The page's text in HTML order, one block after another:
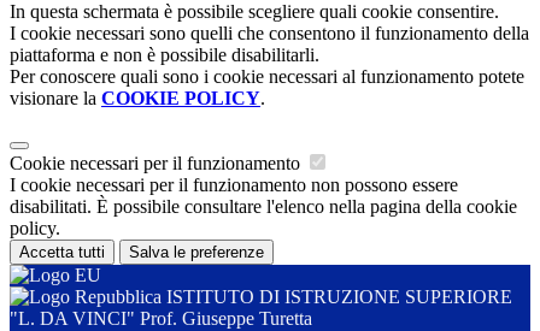
In questa schermata è possibile scegliere quali cookie consentire.
I cookie necessari sono quelli che consentono il funzionamento della
piattaforma e non è possibile disabilitarli.
Per conoscere quali sono i cookie necessari al funzionamento potete
visionare la COOKIE POLICY.
Cookie necessari per il funzionamento
I cookie necessari per il funzionamento non possono essere
disabilitati. È possibile consultare l'elenco nella pagina della cookie
policy.
Accetta tutti Salva le preferenze
ISTITUTO DI ISTRUZIONE SUPERIORE
"L. DA VINCI" Prof. Giuseppe Turetta